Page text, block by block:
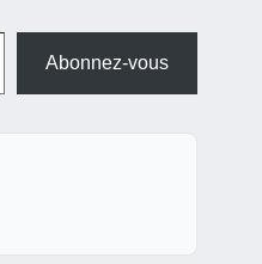
Abonnez-vous